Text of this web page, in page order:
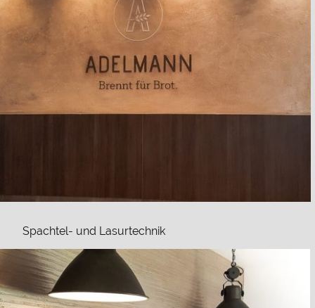
Spachtel- und Lasurtechnik